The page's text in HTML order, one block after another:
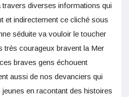
travers diverses informations qui
et indirectement ce cliché sous
séduite va vouloir le toucher
très courageux bravent la Mer
braves gens échouent
aussi de nos devanciers qui
en racontant des histoires